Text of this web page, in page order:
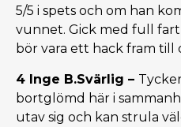
5/5 i spets och om han
vunnet. Gick med full
bör vara ett hack fram till
4 Inge B.Svärlig –
bortglömd här i
utav sig och kan strula